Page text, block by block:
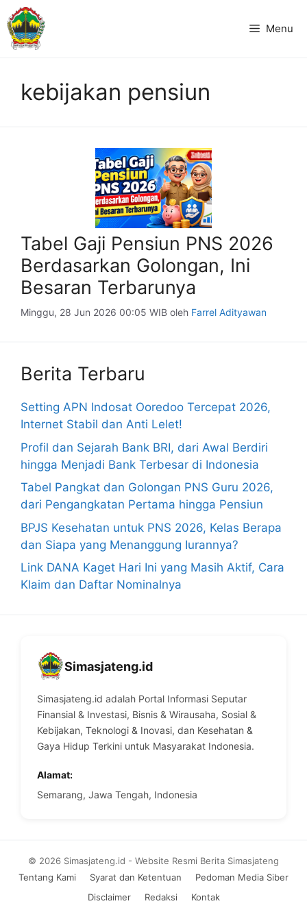
Langsung
ke
Menu
kebijakan pensiun
Tabel Gaji Pensiun PNS 2026
Berdasarkan Golongan, Ini
Besaran Terbarunya
Minggu, 28 Jun 2026 00:05 WIB oleh Farrel Adityawan
Berita Terbaru
Setting APN Indosat Ooredoo Tercepat 2026,
Internet Stabil dan Anti Lelet!
Profil dan Sejarah Bank BRI, dari Awal Berdiri
hingga Menjadi Bank Terbesar di Indonesia
Tabel Pangkat dan Golongan PNS Guru 2026,
dari Pengangkatan Pertama hingga Pensiun
BPJS Kesehatan untuk PNS 2026, Kelas Berapa
dan Siapa yang Menanggung Iurannya?
Link DANA Kaget Hari Ini yang Masih Aktif, Cara
Klaim dan Daftar Nominalnya
Simasjateng.id
Simasjateng.id adalah Portal Informasi Seputar
Finansial & Investasi, Bisnis & Wirausaha, Sosial &
Kebijakan, Teknologi & Inovasi, dan Kesehatan &
Gaya Hidup Terkini untuk Masyarakat Indonesia.
Alamat:
Semarang, Jawa Tengah, Indonesia
Tentang Kami Syarat dan Ketentuan
Pedoman Media Siber
Disclaimer
Redaksi Kontak
© 2026 Simasjateng.id - Website Resmi Berita Simasjateng